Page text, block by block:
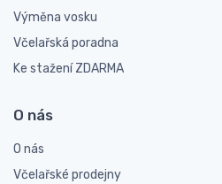
Výměna vosku
Včelařská poradna
Ke stažení ZDARMA
O nás
O nás
Včelařské prodejny